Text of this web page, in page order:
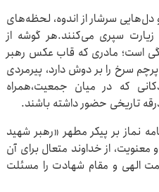
سرشار از اندوه، لحظه‌های
زیارت سپری می‌کنند.هر گوشه از
است؛ مادری که قاب عکس رهبر
سرخ را بر دوش دارد، پیرمردی
که در میان جمعیت،همراه
تاریخی حضور داشته باشند.
نماز بر پیکر مطهر «رهبر شهید
معنویت، از خداوند متعال برای آن
الهی و مقام شهادت را مسئلت